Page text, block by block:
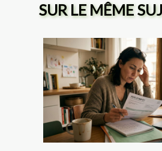
SUR LE MÊME